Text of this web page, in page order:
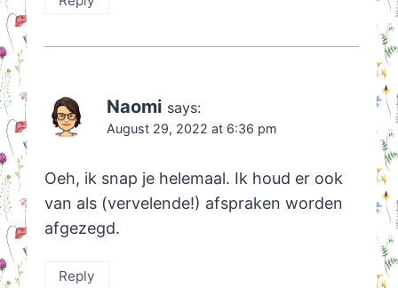
Naomi says:
August 29, 2022 at 6:36 pm
Oeh, ik snap je helemaal. Ik houd er ook
van als (vervelende!) afspraken worden
afgezegd.
Reply